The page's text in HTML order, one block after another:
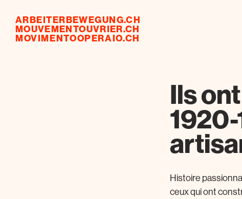
ARBEITERBEWEGUNG.CH
MOUVEMENTOUVRIER.CH
MOVIMENTOOPERAIO.CH
Ils
Histoire
ceux qui ont